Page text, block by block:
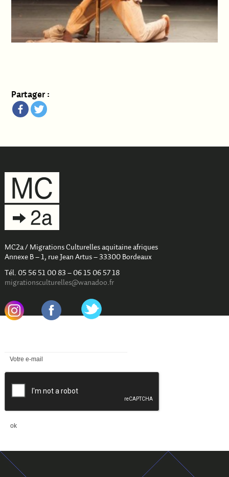
Partager :
MC2a / Migrations Culturelles aquitaine afriques
Annexe B – 1, rue Jean Artus – 33300 Bordeaux
Tél. 05 56 51 00 83 – 06 15 06 57 18
migrationsculturelles@wanadoo.fr
ok